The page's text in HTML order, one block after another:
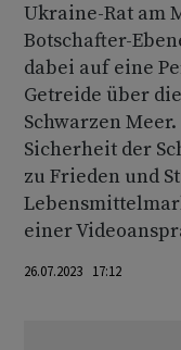
Ukraine-Rat am
Botschafter-
dabei auf eine
Getreide über
Schwarzen
Sicherheit der
zu Frieden und
einer
26.07.2023 17:12